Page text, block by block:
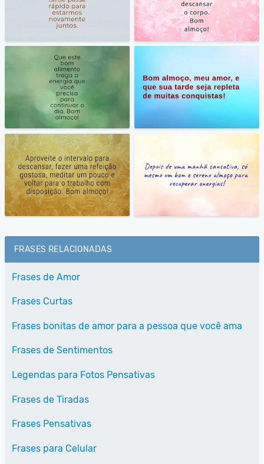
FRASES RELACIONADAS
Frases de Amor
Frases Curtas
Frases bonitas de amor para a pessoa que você ama
Frases de Sentimentos
Legendas para Fotos Pensativas
Frases de Tiradas
Frases Pensativas
Frases para Celular